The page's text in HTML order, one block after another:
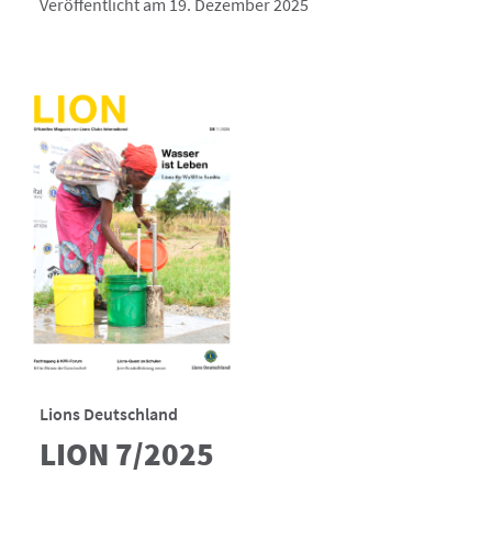
Lions Deutschland
LION 7/2025